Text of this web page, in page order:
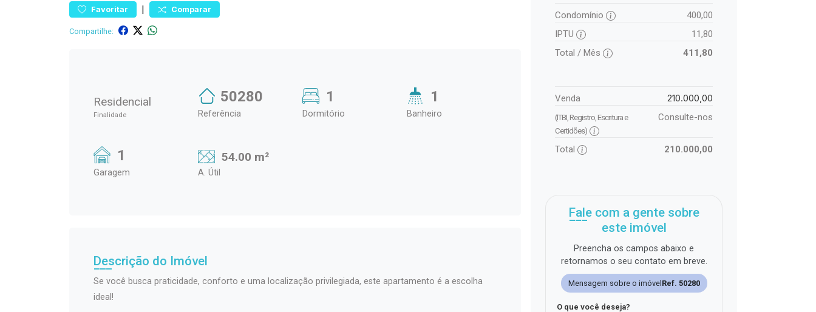
Favoritar | Comparar
Compartilhe:
Residencial
Finalidade
50280
Referência
1
Dormitório
1
Banheiro
1
Garagem
54.00 m²
A. Útil
Descrição do Imóvel
Se você busca praticidade, conforto e uma localização privilegiada, este apartamento é a escolha
ideal!
Condomínio
400,00
IPTU
11,80
Total / Mês
411,80
Venda 210.000,00
(ITBI, Registro, Escritura e
Certidões)
Consulte-nos
Total 210.000,00
Fale com a gente sobre
este imóvel
Preencha os campos abaixo e
retornamos o seu contato em breve.
Mensagem sobre o imóvel Ref. 50280
O que você deseja?